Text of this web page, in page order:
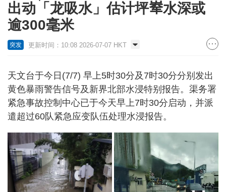
出动「龙吸水」估计坪𪨶水深或
逾300毫米
突发 更新时间：10:08 2026-07-07 HKT
天文台于今日(7/7) 早上5时30分及7时30分分别发出
黄色暴雨警告信号及新界北部水浸特别报告。渠务署
紧急事故控制中心已于今天早上7时30分启动，并派
遣超过60队紧急应变队伍处理水浸报告。